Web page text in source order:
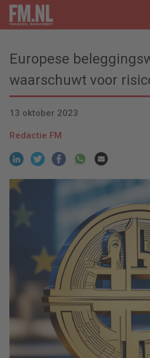
Europese
waarschuwt voor
13 oktober 2023
Redactie FM